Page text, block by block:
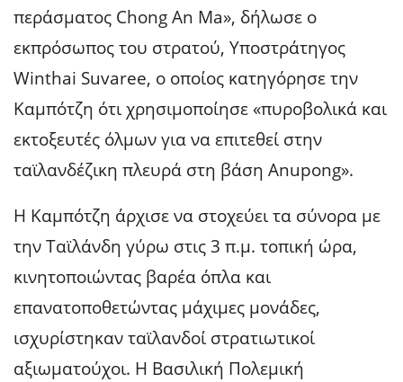
περάσματος Chong An Ma», δήλωσε ο
εκπρόσωπος του στρατού, Υποστράτηγος
Winthai Suvaree, ο οποίος κατηγόρησε την
Καμπότζη ότι χρησιμοποίησε «πυροβολικά και
εκτοξευτές όλμων για να επιτεθεί στην
ταϊλανδέζικη πλευρά στη βάση Anupong».
Η Καμπότζη άρχισε να στοχεύει τα σύνορα με
την Ταϊλάνδη γύρω στις 3 π.μ. τοπική ώρα,
κινητοποιώντας βαρέα όπλα και
επανατοποθετώντας μάχιμες μονάδες,
ισχυρίστηκαν ταϊλανδοί στρατιωτικοί
αξιωματούχοι. Η Βασιλική Πολεμική